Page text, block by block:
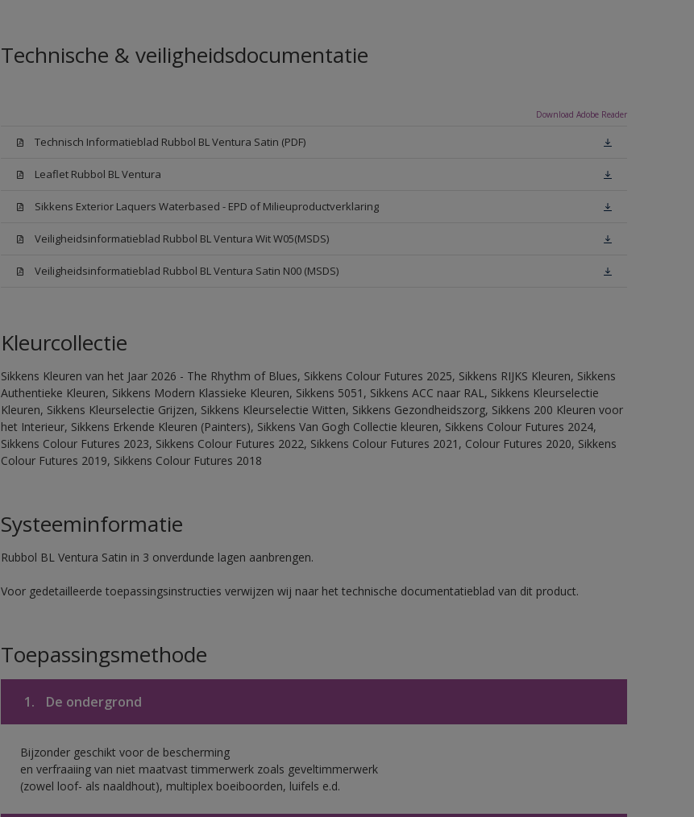
Technische & veiligheidsdocumentatie
Download Adobe Reader
Technisch Informatieblad Rubbol BL Ventura Satin (PDF)
Leaflet Rubbol BL Ventura
Sikkens Exterior Laquers Waterbased - EPD of Milieuproductverklaring
Veiligheidsinformatieblad Rubbol BL Ventura Wit W05(MSDS)
Veiligheidsinformatieblad Rubbol BL Ventura Satin N00 (MSDS)
Kleurcollectie
Sikkens Kleuren van het Jaar 2026 - The Rhythm of Blues, Sikkens Colour Futures 2025, Sikkens RIJKS Kleuren, Sikkens
Authentieke Kleuren, Sikkens Modern Klassieke Kleuren, Sikkens 5051, Sikkens ACC naar RAL, Sikkens Kleurselectie
Kleuren, Sikkens Kleurselectie Grijzen, Sikkens Kleurselectie Witten, Sikkens Gezondheidszorg, Sikkens 200 Kleuren voor
het Interieur, Sikkens Erkende Kleuren (Painters), Sikkens Van Gogh Collectie kleuren, Sikkens Colour Futures 2024,
Sikkens Colour Futures 2023, Sikkens Colour Futures 2022, Sikkens Colour Futures 2021, Colour Futures 2020, Sikkens
Colour Futures 2019, Sikkens Colour Futures 2018
Systeeminformatie
Rubbol BL Ventura Satin in 3 onverdunde lagen aanbrengen.
Voor gedetailleerde toepassingsinstructies verwijzen wij naar het technische documentatieblad van dit product.
Toepassingsmethode
1. De ondergrond
Bijzonder geschikt voor de bescherming
en verfraaiing van niet maatvast timmerwerk zoals geveltimmerwerk
(zowel loof- als naaldhout), multiplex boeiboorden, luifels e.d.